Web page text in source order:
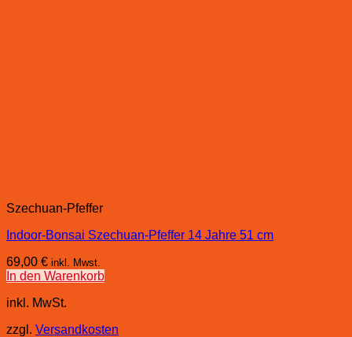
Szechuan-Pfeffer
Indoor-Bonsai Szechuan-Pfeffer 14 Jahre 51 cm
69,00 € inkl. Mwst.
In den Warenkorb
inkl. MwSt.
zzgl. Versandkosten